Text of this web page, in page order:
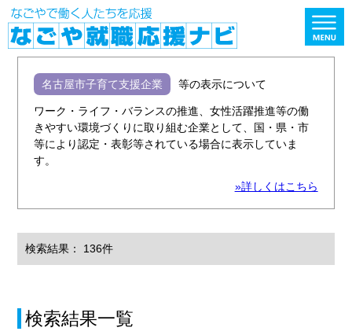
名古屋市子育て支援企業 等の表示について
ワーク・ライフ・バランスの推進、女性活躍推進等の働
きやすい環境づくりに取り組む企業として、国・県・市
等により認定・表彰等されている場合に表示していま
す。
»詳しくはこちら
検索結果： 136件
検索結果一覧